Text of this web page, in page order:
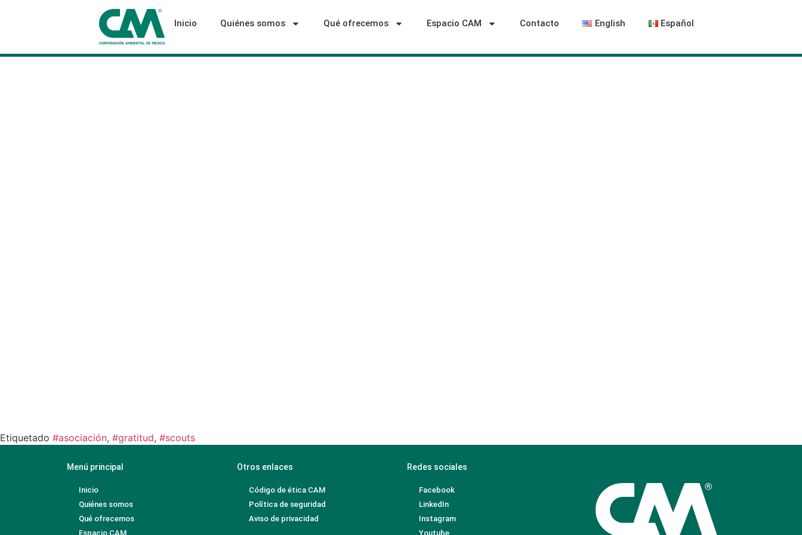
Inicio Quiénes somos Qué ofrecemos Espacio CAM Contacto English Español
Etiquetado #asociación, #gratitud, #scouts
Menú principal Otros enlaces Redes sociales
Inicio
Quiénes somos
Qué ofrecemos
Espacio CAM
Código de ética CAM
Política de seguridad
Aviso de privacidad
Facebook
LinkedIn
Instagram
Youtube